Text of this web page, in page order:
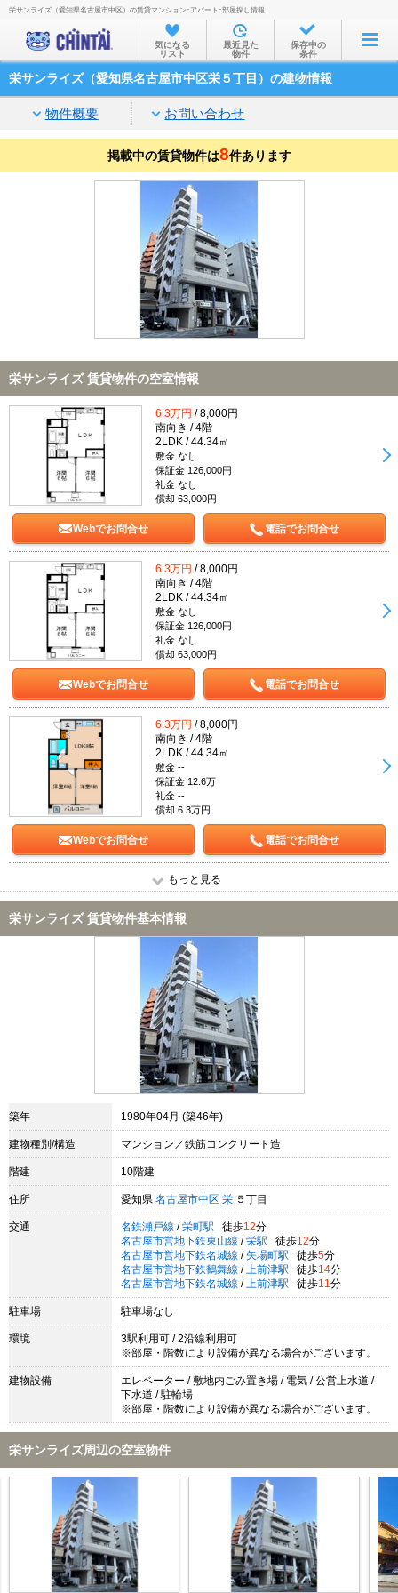
お部屋を探す
沿線・駅から
家賃相場から
通勤通学時間から
物件特集から
不動産会社から
TOP
栄サンライズ（愛知県名古屋市中区）の賃貸マンション･アパート･部屋探し情報
気になる
リスト
最近見た
物件
保存中の
条件
栄サンライズ（愛知県名古屋市中区栄５丁目）の建物情報
物件概要 お問い合わせ
掲載中の賃貸物件は8件あります
栄サンライズ 賃貸物件の空室情報
6.3万円 / 8,000円
南向き / 4階
2LDK / 44.34㎡
敷金 なし
保証金 126,000円
礼金 なし
償却 63,000円
Webでお問合せ 電話でお問合せ
6.3万円 / 8,000円
南向き / 4階
2LDK / 44.34㎡
敷金 なし
保証金 126,000円
礼金 なし
償却 63,000円
Webでお問合せ 電話でお問合せ
6.3万円 / 8,000円
南向き / 4階
2LDK / 44.34㎡
敷金 --
保証金 12.6万
礼金 --
償却 6.3万円
Webでお問合せ 電話でお問合せ
もっと見る
栄サンライズ 賃貸物件基本情報
築年 1980年04月 (築46年)
建物種別/構造 マンション／鉄筋コンクリート造
階建 10階建
住所 愛知県 名古屋市中区 栄 ５丁目
交通 名鉄瀬戸線 / 栄町駅 徒歩12分
名古屋市営地下鉄東山線 / 栄駅 徒歩12分
名古屋市営地下鉄名城線 / 矢場町駅 徒歩5分
名古屋市営地下鉄鶴舞線 / 上前津駅 徒歩14分
名古屋市営地下鉄名城線 / 上前津駅 徒歩11 分
駐車場 駐車場なし
環境
3駅利用可 / 2沿線利用可
※部屋・階数により設備が異なる場合がございます。
建物設備
エレベーター / 敷地内ごみ置き場 / 電気 / 公営上水道 /
下水道 / 駐輪場
※部屋・階数により設備が異なる場合がございます。
栄サンライズ周辺の空室物件